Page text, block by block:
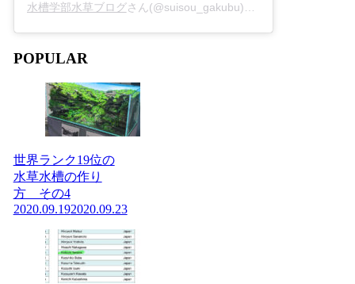
水槽学部水草ブログさん(@suisou_gakubu)がシェアした投稿 -
POPULAR
世界ランク19位の
水草水槽の作り
方 その4
2020.09.192020.09.23